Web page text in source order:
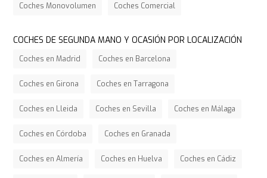
Coches Monovolumen Coches Comercial
COCHES DE SEGUNDA MANO Y OCASIÓN POR LOCALIZACIÓN
Coches en Madrid Coches en Barcelona
Coches en Girona Coches en Tarragona
Coches en Lleida Coches en Sevilla Coches en Málaga
Coches en Córdoba Coches en Granada
Coches en Almería Coches en Huelva Coches en Cádiz